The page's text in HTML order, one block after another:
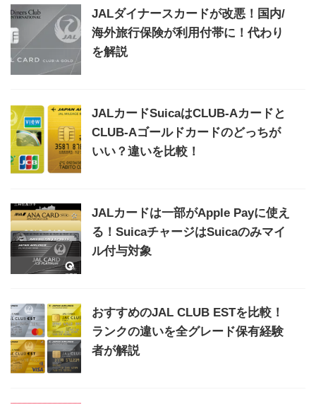
JALダイナースカードが改悪！国内/
海外旅行保険が利用付帯に！代わり
を解説
JALカードSuicaはCLUB-Aカードと
CLUB-Aゴールドカードのどっちが
いい？違いを比較！
JALカードは一部がApple Payに使え
る！SuicaチャージはSuicaのみマイ
ル付与対象
おすすめのJAL CLUB ESTを比較！
ランクの違いを全グレード保有経験
者が解説